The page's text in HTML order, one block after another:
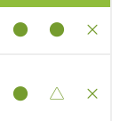
● ● ×
● △ ×